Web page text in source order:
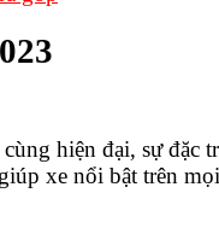
hiện đại, sự đặc
xe nổi bật trên